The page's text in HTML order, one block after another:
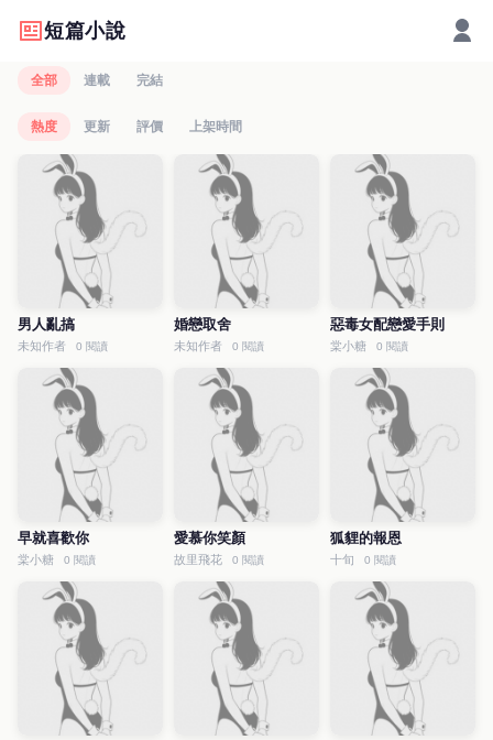
短篇小說
全部 連載 完結
熱度 更新 評價 上架時間
男人亂搞
未知作者 0 閱讀
婚戀取舍
未知作者 0 閱讀
惡毒女配戀愛手則
棠小糖 0 閱讀
早就喜歡你
棠小糖 0 閱讀
愛慕你笑顏
故里飛花 0 閱讀
狐貍的報恩
十旬 0 閱讀